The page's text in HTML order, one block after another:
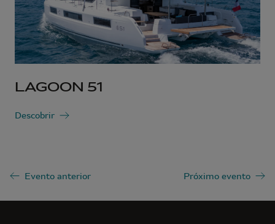
LAGOON 51
Descobrir
Evento anterior Próximo evento